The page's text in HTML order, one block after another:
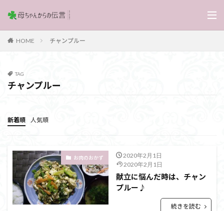
HOME チャンプルー
TAG
チャンプルー
新着順 人気順
お肉のおかず
2020年2月1日
2020年2月1日
献立に悩んだ時は、チャン
プルー♪
続きを読む